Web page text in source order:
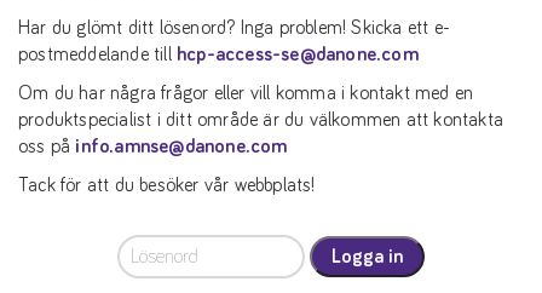
Har du glömt ditt lösenord? Inga problem! Skicka ett e-
postmeddelande till
hcp-access-se@danone.com
Om du har några frågor eller vill komma i kontakt med en
produktspecialist i ditt område är du välkommen att kontakta
oss på info.amnse@danone.com
Tack för att du besöker vår webbplats!
Logga in